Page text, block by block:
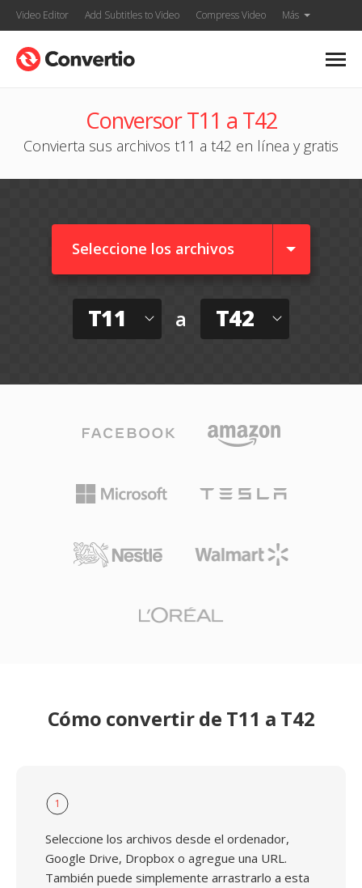
Video Editor Add Subtitles to Video Compress Video Más
Conversor T11 a T42
Convierta sus archivos t11 a t42 en línea y gratis
Seleccione los archivos
T11 a T42
Cómo convertir de T11 a T42
1
Seleccione los archivos desde el ordenador,
Google Drive, Dropbox o agregue una URL.
También puede simplemente arrastrarlo a esta